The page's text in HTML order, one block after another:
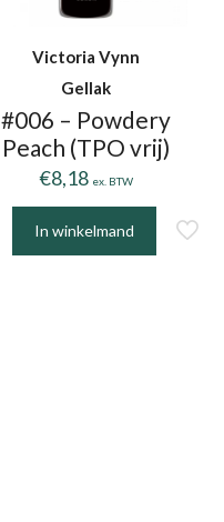
Victoria Vynn
Gellak
#006 – Powdery
Peach (TPO vrij)
€8,18 ex. BTW
In winkelmand